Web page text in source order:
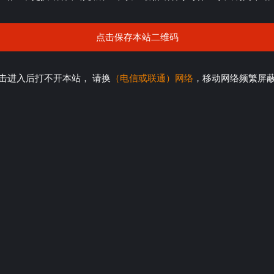
点击保存本站二维码
进入后打不开本站， 请换 （电信或联通）网络 ，移动网络频繁屏